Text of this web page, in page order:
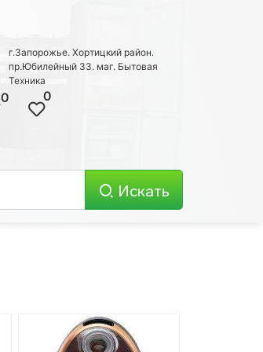
г.Запорожье. Хортицкий район.
пр.Юбилейный 33. маг. Бытовая
Техника
0 0
Искать